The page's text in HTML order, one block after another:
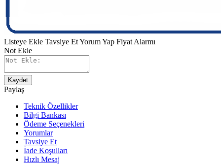
Listeye Ekle Tavsiye EtYorum Yap Fiyat Alarmı
Not Ekle
Kaydet
Paylaş
Teknik Özellikler
Bilgi Bankası
Ödeme Seçenekleri
Yorumlar
Tavsiye Et
İade Koşulları
Hızlı Mesaj